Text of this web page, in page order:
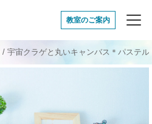
アートセラピー
教室のご案内
/ 宇宙クラゲと丸いキャンバス＊パステ